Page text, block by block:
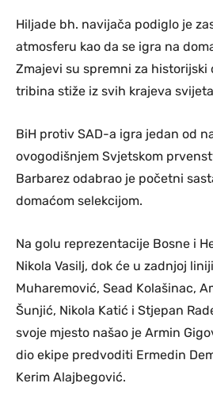
Hiljade bh. navijača podiglo je
atmosferu kao da se igra na
Zmajevi su spremni za historijski
tribina stiže iz svih krajeva
BiH protiv SAD-a igra jedan od
ovogodišnjem Svjetskom
Barbarez odabrao je početni
domaćom selekcijom.
Na golu reprezentacije Bosne i
Nikola Vasilj, dok će u zadnjoj
Muharemović, Sead Kolašinac,
Šunjić, Nikola Katić i Stjepan
svoje mjesto našao je Armin
dio ekipe predvoditi Ermedin
Kerim Alajbegović.